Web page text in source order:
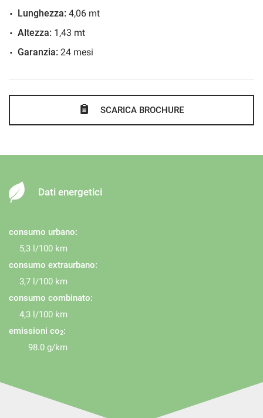
Fari di profondità antiabbagliamento
Fari direzionali
Immobilizzatore elettronico
Isofix
Luce d'ambiente
Luci diurne LED
Pneumatici estivi
Riconoscimento dei segnali stradali
Schermo multifunzione interamente digitale
Sedile posteriore sdoppiato
Sensore di luce
Servosterzo
Sistema di avviso di distanza
Sistema di riconoscimento della stanchezza
Sound system
Lunghezza: 4,06 mt
Altezza: 1,43 mt
Garanzia: 24 mesi
SCARICA BROCHURE
Dati energetici
consumo urbano:
5,3 l/100 km
consumo extraurbano:
3,7 l/100 km
consumo combinato:
4,3 l/100 km
emissioni co2:
98.0 g/km